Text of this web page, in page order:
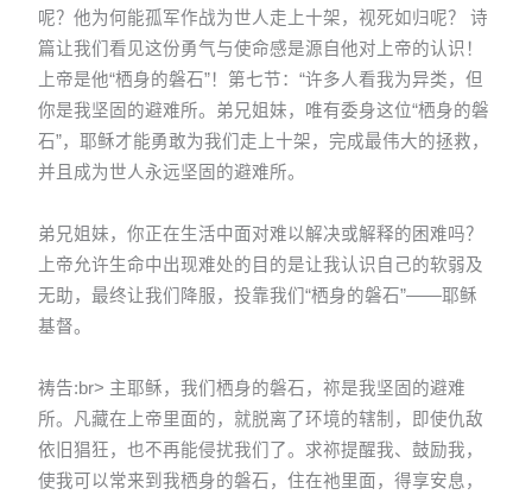
呢？他为何能孤军作战为世人走上十架，视死如归呢？ 诗
篇让我们看见这份勇气与使命感是源自他对上帝的认识！
上帝是他“栖身的磐石”！第七节：“许多人看我为异类，但
你是我坚固的避难所。弟兄姐妹，唯有委身这位“栖身的磐
石”，耶稣才能勇敢为我们走上十架，完成最伟大的拯救，
并且成为世人永远坚固的避难所。
弟兄姐妹，你正在生活中面对难以解决或解释的困难吗？
上帝允许生命中出现难处的目的是让我认识自己的软弱及
无助，最终让我们降服，投靠我们“栖身的磐石”——耶稣
基督。
祷告:br> 主耶稣，我们栖身的磐石，祢是我坚固的避难
所。凡藏在上帝里面的，就脱离了环境的辖制，即使仇敌
依旧猖狂，也不再能侵扰我们了。求祢提醒我、鼓励我，
使我可以常来到我栖身的磐石，住在祂里面，得享安息，